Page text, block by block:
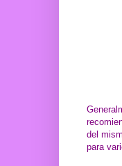
del
para